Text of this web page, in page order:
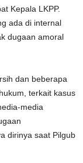
Kepala LKPP.
ada di internal
dugaan amoral
dan beberapa
terkait kasus
media
dirinya saat Pilgub